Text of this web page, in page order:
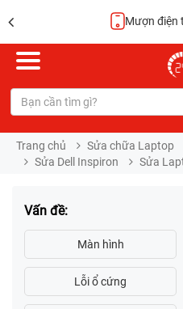
Mượn điện
Trang chủ Sửa chữa Laptop
Sửa Dell Inspiron
Sửa
Vấn đề: